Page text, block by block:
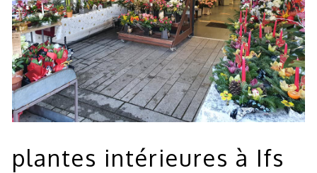
plantes intérieures à Ifs